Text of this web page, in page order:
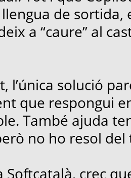
de
a “caure” al
l’única solució
que respongui
També ajuda
no ho resol del
Softcatalà, crec